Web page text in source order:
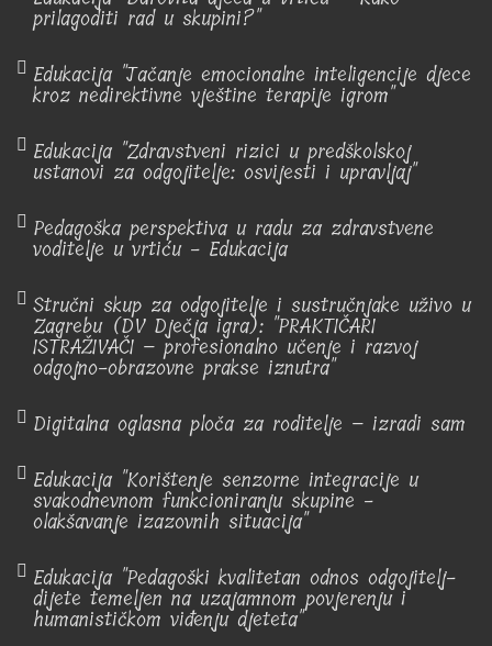
prilagoditi rad u skupini?"
Edukacija "Jačanje emocionalne inteligencije djece
kroz nedirektivne vještine terapije igrom"
Edukacija "Zdravstveni rizici u predškolskoj
ustanovi za odgojitelje: osvijesti i upravljaj"
Pedagoška perspektiva u radu za zdravstvene
voditelje u vrtiću - Edukacija
Stručni skup za odgojitelje i sustručnjake uživo u
Zagrebu (DV Dječja igra): "PRAKTIČARI
ISTRAŽIVAČI – profesionalno učenje i razvoj
odgojno-obrazovne prakse iznutra"
Digitalna oglasna ploča za roditelje – izradi sam
Edukacija "Korištenje senzorne integracije u
svakodnevnom funkcioniranju skupine -
olakšavanje izazovnih situacija"
Edukacija "Pedagoški kvalitetan odnos odgojitelj-
dijete temeljen na uzajamnom povjerenju i
humanističkom viđenju djeteta"